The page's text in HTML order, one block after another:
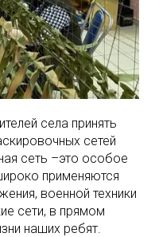
села принять
сетей
сеть –это особое
применяются
военной техники
сети, в прямом
наших ребят.